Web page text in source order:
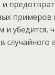
примеров
убедится,
случайного